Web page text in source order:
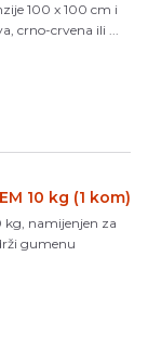
100 x 100 cm i
crno-crvena ili ...
10 kg (1 kom)
kg, namijenjen za
gumenu